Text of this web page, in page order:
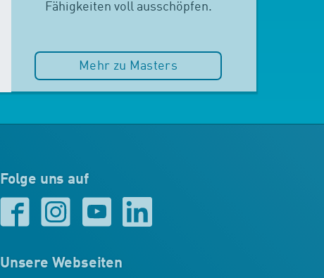
Fähigkeiten voll ausschöpfen.
Mehr zu Masters
Folge uns auf
Unsere Webseiten